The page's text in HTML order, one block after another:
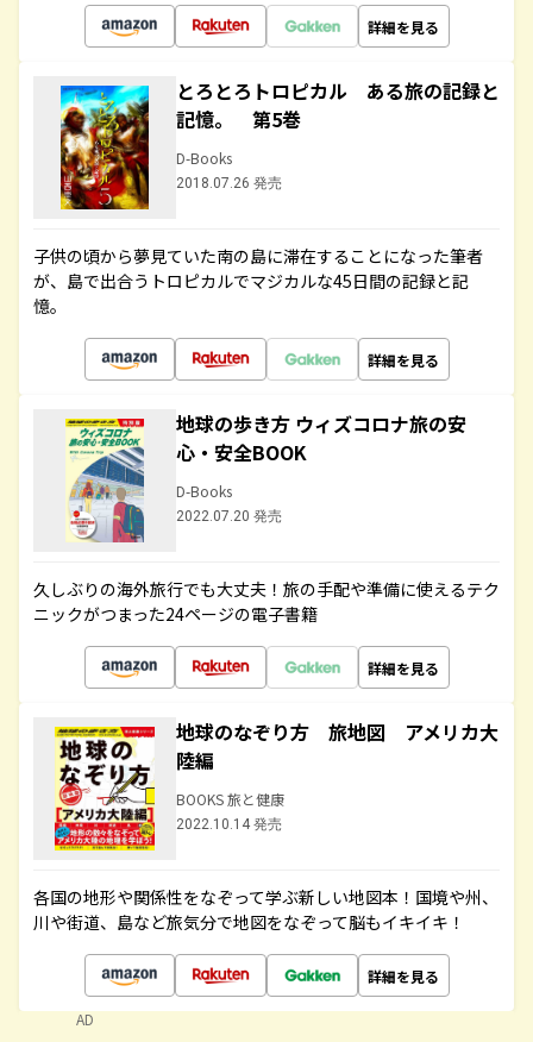
詳細を見る
とろとろトロピカル ある旅の記録と
記憶。 第5巻
D-Books
2018.07.26 発売
子供の頃から夢見ていた南の島に滞在することになった筆者
が、島で出合うトロピカルでマジカルな45日間の記録と記
憶。
詳細を見る
地球の歩き方 ウィズコロナ旅の安
心・安全BOOK
D-Books
2022.07.20 発売
久しぶりの海外旅行でも大丈夫！旅の手配や準備に使えるテク
ニックがつまった24ページの電子書籍
詳細を見る
地球のなぞり方 旅地図 アメリカ大
陸編
BOOKS 旅と健康
2022.10.14 発売
各国の地形や関係性をなぞって学ぶ新しい地図本！国境や州、
川や街道、島など旅気分で地図をなぞって脳もイキイキ！
詳細を見る
AD